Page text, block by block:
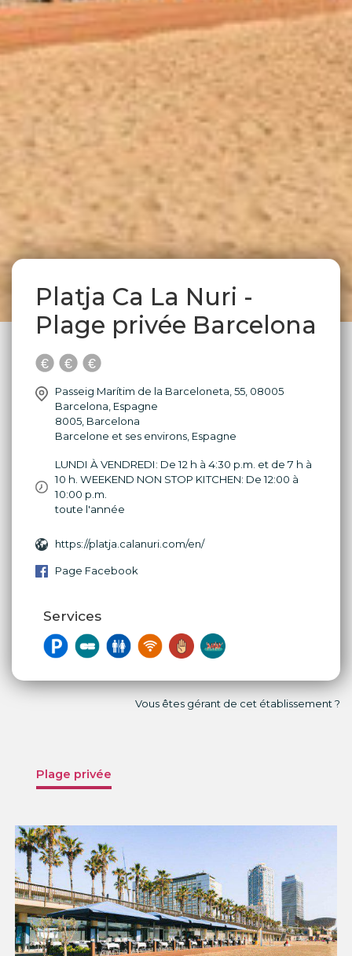
Platja Ca La Nuri -
Plage privée Barcelona
Passeig Marítim de la Barceloneta, 55, 08005
Barcelona, Espagne
8005 Barcelona
Barcelone et ses environs Espagne
LUNDI À VENDREDI: De 12 h à 4:30 p.m. et de 7 h à
10 h. WEEKEND NON STOP KITCHEN: De 12:00 à
10:00 p.m.
toute l'année
https://platja.calanuri.com/en/
Page Facebook
Services
Vous êtes gérant de cet établissement ?
Plage privée